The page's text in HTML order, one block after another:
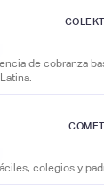
de cobranza
colegios y